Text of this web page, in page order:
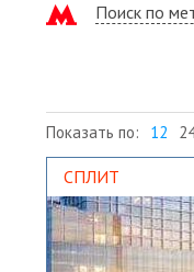
Поиск по
Показать по: 12
СПЛИТ